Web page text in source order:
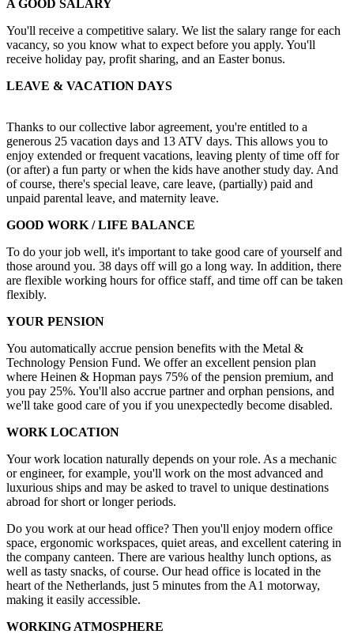
A GOOD SALARY
You'll receive a competitive salary. We list the salary range for each
vacancy, so you know what to expect before you apply. You'll
receive holiday pay, profit sharing, and an Easter bonus.
LEAVE & VACATION DAYS
Thanks to our collective labor agreement, you're entitled to a
generous 25 vacation days and 13 ATV days. This allows you to
enjoy extended or frequent vacations, leaving plenty of time off for
(or after) a fun party or when the kids have another study day. And
of course, there's special leave, care leave, (partially) paid and
unpaid parental leave, and maternity leave.
GOOD WORK / LIFE BALANCE
To do your job well, it's important to take good care of yourself and
those around you. 38 days off will go a long way. In addition, there
are flexible working hours for office staff, and time off can be taken
flexibly.
YOUR PENSION
You automatically accrue pension benefits with the Metal &
Technology Pension Fund. We offer an excellent pension plan
where Heinen & Hopman pays 75% of the pension premium, and
you pay 25%. You'll also accrue partner and orphan pensions, and
we'll take good care of you if you unexpectedly become disabled.
WORK LOCATION
Your work location naturally depends on your role. As a mechanic
or engineer, for example, you'll work on the most advanced and
luxurious ships and may be asked to travel to unique destinations
abroad for short or longer periods.
Do you work at our head office? Then you'll enjoy modern office
space, ergonomic workspaces, quiet areas, and excellent catering in
the company canteen. There are various healthy lunch options, as
well as tasty snacks, of course. Our head office is located in the
heart of the Netherlands, just 5 minutes from the A1 motorway,
making it easily accessible.
WORKING ATMOSPHERE